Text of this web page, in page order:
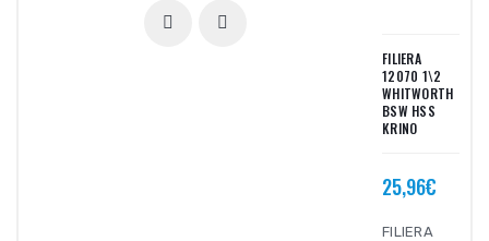
FILIERA
12070 1\2
WHITWORTH
BSW HSS
KRINO
25,96€
FILIERA